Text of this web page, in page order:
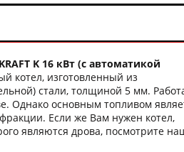
K 16 кВт (с автоматикой
котел, изготовленный из
стали, толщиной 5 мм.
Однако основным топливом
Если же Вам нужен котел,
являются дрова, посмотрите